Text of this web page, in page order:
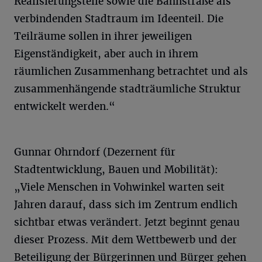
verbindenden Stadtraum im Ideenteil. Die
Teilräume sollen in ihrer jeweiligen
Eigenständigkeit, aber auch in ihrem
räumlichen Zusammenhang betrachtet und als
zusammenhängende stadträumliche Struktur
entwickelt werden.“
Gunnar Ohrndorf (Dezernent für
Stadtentwicklung, Bauen und Mobilität):
„Viele Menschen in Vohwinkel warten seit
Jahren darauf, dass sich im Zentrum endlich
sichtbar etwas verändert. Jetzt beginnt genau
dieser Prozess. Mit dem Wettbewerb und der
Beteiligung der Bürgerinnen und Bürger gehen